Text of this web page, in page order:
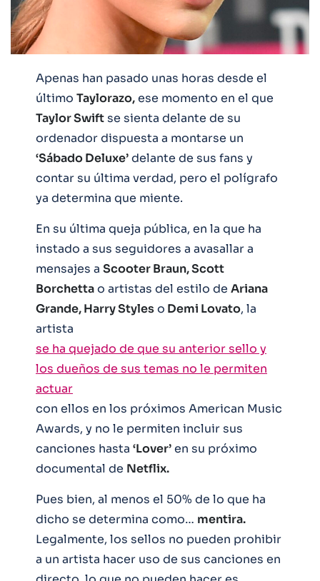
Apenas han pasado unas horas desde el
último Taylorazo,ese momento en el que
Taylor Swiftse sienta delante de su
ordenador dispuesta a montarse un
‘Sábado Deluxe’delante de sus fans y
contar su última verdad, pero el polígrafo
ya determina que miente.
En su última queja pública, en la que ha
instado a sus seguidores a avasallar a
mensajes a Scooter Braun, Scott
Borchettao artistas del estilo de Ariana
Grande, Harry Styleso Demi Lovato, la
artista
se ha quejado de que su anterior sello y
los dueños de sus temas no le permiten
actuar
con ellos en los próximos American Music
Awards, y no le permiten incluir sus
canciones hasta ‘Lover’en su próximo
documental de Netflix.
Pues bien, al menos el 50% de lo que ha
dicho se determina como… mentira.
Legalmente, los sellos no pueden prohibir
a un artista hacer uso de sus canciones en